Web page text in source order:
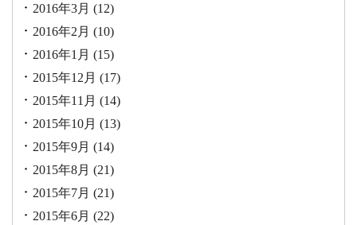
2016年3月 (12)
2016年2月 (10)
2016年1月 (15)
2015年12月 (17)
2015年11月 (14)
2015年10月 (13)
2015年9月 (14)
2015年8月 (21)
2015年7月 (21)
2015年6月 (22)